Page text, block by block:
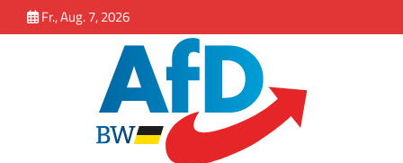
springen
to
Fr., Aug. 7, 2026